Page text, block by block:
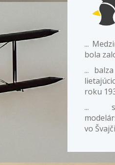
...
bola
...
roku
...
vo